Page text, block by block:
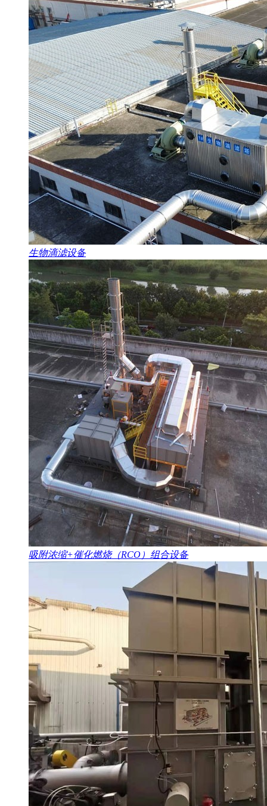
生物滴滤设备
吸附浓缩+催化燃烧（RCO）组合设备